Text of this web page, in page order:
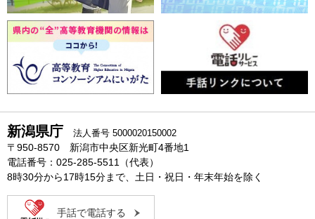
新潟県庁 法人番号 5000020150002
〒950-8570 新潟市中央区新光町4番地1
電話番号：025-285-5511（代表）
8時30分から17時15分まで、土日・祝日・年末年始を除く
手話で電話する